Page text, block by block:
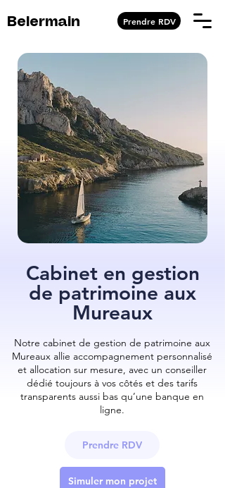
Belermain Prendre RDV
Cabinet en gestion
de patrimoine aux
Mureaux
Notre cabinet de gestion de patrimoine aux
Mureaux allie accompagnement personnalisé
et allocation sur mesure, avec un conseiller
dédié toujours à vos côtés et des tarifs
transparents aussi bas qu’une banque en
ligne.
Prendre RDV
Simuler mon projet